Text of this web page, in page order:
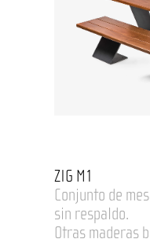
ZIG M1
Conjunto de
sin respaldo.
Otras maderas